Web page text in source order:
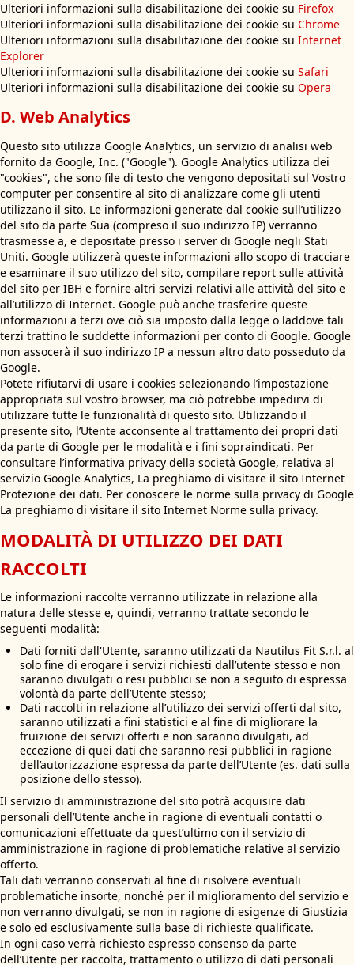
Ulteriori informazioni sulla disabilitazione dei cookie su Firefox
Ulteriori informazioni sulla disabilitazione dei cookie su Chrome
Ulteriori informazioni sulla disabilitazione dei cookie su Internet
Explorer
Ulteriori informazioni sulla disabilitazione dei cookie su Safari
Ulteriori informazioni sulla disabilitazione dei cookie su Opera
D. Web Analytics
Questo sito utilizza Google Analytics, un servizio di analisi web
fornito da Google, Inc. ("Google"). Google Analytics utilizza dei
"cookies", che sono file di testo che vengono depositati sul Vostro
computer per consentire al sito di analizzare come gli utenti
utilizzano il sito. Le informazioni generate dal cookie sull’utilizzo
del sito da parte Sua (compreso il suo indirizzo IP) verranno
trasmesse a, e depositate presso i server di Google negli Stati
Uniti. Google utilizzerà queste informazioni allo scopo di tracciare
e esaminare il suo utilizzo del sito, compilare report sulle attività
del sito per IBH e fornire altri servizi relativi alle attività del sito e
all’utilizzo di Internet. Google può anche trasferire queste
informazioni a terzi ove ciò sia imposto dalla legge o laddove tali
terzi trattino le suddette informazioni per conto di Google. Google
non assocerà il suo indirizzo IP a nessun altro dato posseduto da
Google.
Potete rifiutarvi di usare i cookies selezionando l’impostazione
appropriata sul vostro browser, ma ciò potrebbe impedirvi di
utilizzare tutte le funzionalità di questo sito. Utilizzando il
presente sito, l’Utente acconsente al trattamento dei propri dati
da parte di Google per le modalità e i fini sopraindicati. Per
consultare l’informativa privacy della società Google, relativa al
servizio Google Analytics, La preghiamo di visitare il sito Internet
Protezione dei dati. Per conoscere le norme sulla privacy di Google
La preghiamo di visitare il sito Internet Norme sulla privacy.
MODALITÀ DI UTILIZZO DEI DATI
RACCOLTI
Le informazioni raccolte verranno utilizzate in relazione alla
natura delle stesse e, quindi, verranno trattate secondo le
seguenti modalità:
Dati forniti dall'Utente, saranno utilizzati da Nautilus Fit S.r.l. al
solo fine di erogare i servizi richiesti dall’utente stesso e non
saranno divulgati o resi pubblici se non a seguito di espressa
volontà da parte dell’Utente stesso;
Dati raccolti in relazione all’utilizzo dei servizi offerti dal sito,
saranno utilizzati a fini statistici e al fine di migliorare la
fruizione dei servizi offerti e non saranno divulgati, ad
eccezione di quei dati che saranno resi pubblici in ragione
dell’autorizzazione espressa da parte dell’Utente (es. dati sulla
posizione dello stesso).
Il servizio di amministrazione del sito potrà acquisire dati
personali dell’Utente anche in ragione di eventuali contatti o
comunicazioni effettuate da quest’ultimo con il servizio di
amministrazione in ragione di problematiche relative al servizio
offerto.
Tali dati verranno conservati al fine di risolvere eventuali
problematiche insorte, nonché per il miglioramento del servizio e
non verranno divulgati, se non in ragione di esigenze di Giustizia
e solo ed esclusivamente sulla base di richieste qualificate.
In ogni caso verrà richiesto espresso consenso da parte
dell’Utente per raccolta, trattamento o utilizzo di dati personali